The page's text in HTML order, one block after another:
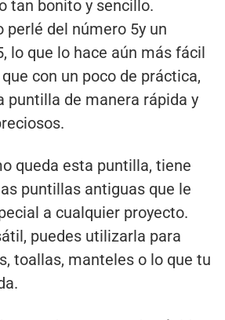
tan bonito y sencillo.
perlé del número 5y un
lo que lo hace aún más fácil
con un poco de práctica,
puntilla de manera rápida y
queda esta puntilla, tiene
puntillas antiguas que le
a cualquier proyecto.
puedes utilizarla para
toallas, manteles o lo que tu